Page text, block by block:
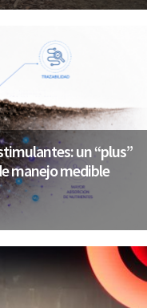
un “plus”
manejo medible